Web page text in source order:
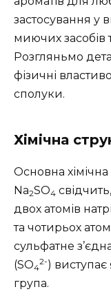
застосування у
миючих засобів
Розгляньмо
фізичні
сполуки.
Хімічна
Основна
Na2SO4
двох атомів
та чотирьох
сульфатне
(SO4
2-)
група.